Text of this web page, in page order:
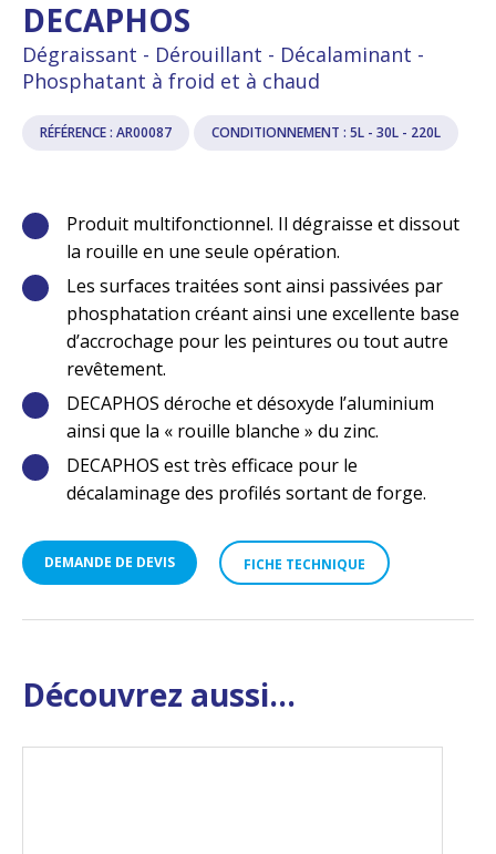
DECAPHOS
Dégraissant - Dérouillant - Décalaminant -
Phosphatant à froid et à chaud
RÉFÉRENCE : AR00087 CONDITIONNEMENT : 5L - 30L - 220L
Produit multifonctionnel. Il dégraisse et dissout
la rouille en une seule opération.
Les surfaces traitées sont ainsi passivées par
phosphatation créant ainsi une excellente base
d’accrochage pour les peintures ou tout autre
revêtement.
DECAPHOS déroche et désoxyde l’aluminium
ainsi que la « rouille blanche » du zinc.
DECAPHOS est très efficace pour le
décalaminage des profilés sortant de forge.
DEMANDE DE DEVIS FICHE TECHNIQUE
Découvrez aussi...